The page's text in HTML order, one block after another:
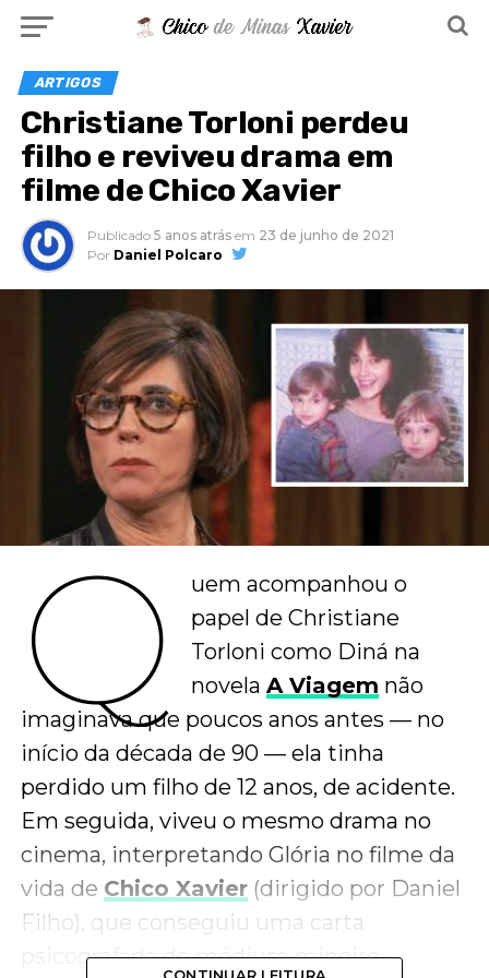
ARTIGOS
Christiane Torloni perdeu
filho e reviveu drama em
filme de Chico Xavier
Publicado 5 anos atrás em 23 de junho de 2021
Por Daniel Polcaro
Q
uem acompanhou o
papel de Christiane
Torloni como Diná na
novelaA Viagem não
imaginava que poucos anos antes — no
início da década de 90 — ela tinha
perdido um filho de 12 anos, de acidente.
Em seguida, viveu o mesmo drama no
cinema, interpretando Glória no filme da
vida de Chico Xavier(dirigido por Daniel
Filho), que conseguiu uma carta
psicografada do médium mineiro,